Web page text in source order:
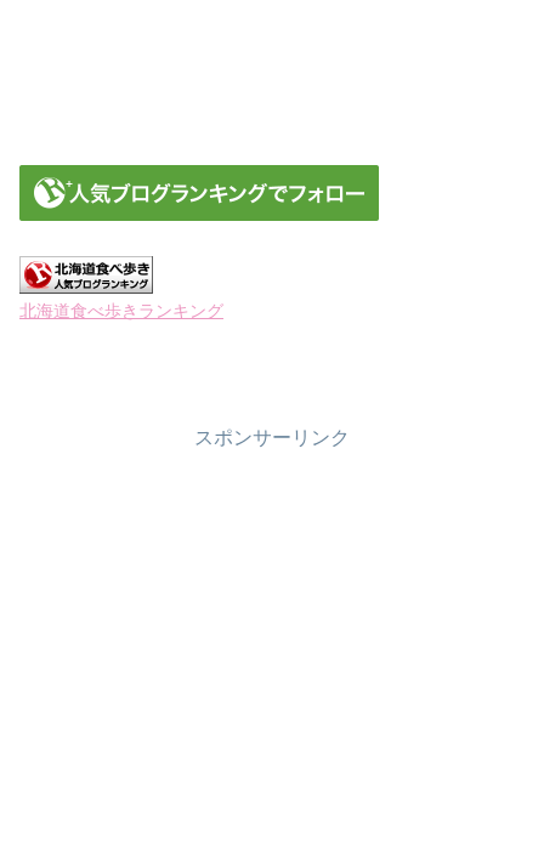
北海道食べ歩きランキング
スポンサーリンク